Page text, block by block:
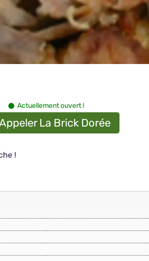
Actuellement ouvert !
La Brick Dorée
!